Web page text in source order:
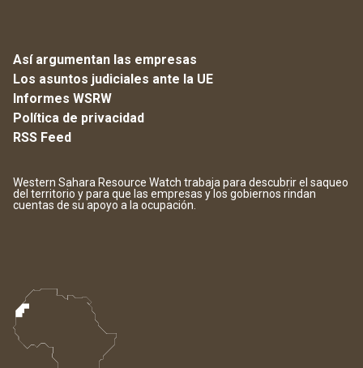
Así argumentan las empresas
Los asuntos judiciales ante la UE
Informes WSRW
Política de privacidad
RSS Feed
Western Sahara Resource Watch trabaja para descubrir el saqueo
del territorio y para que las empresas y los gobiernos rindan
cuentas de su apoyo a la ocupación.